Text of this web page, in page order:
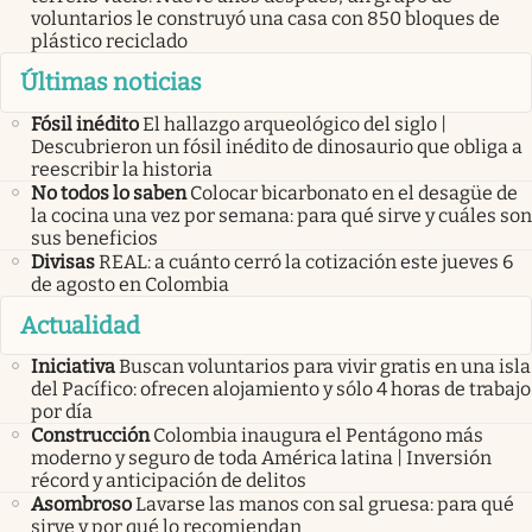
voluntarios le construyó una casa con 850 bloques de
plástico reciclado
Últimas noticias
Fósil inéditoEl hallazgo arqueológico del siglo |
Descubrieron un fósil inédito de dinosaurio que obliga a
reescribir la historia
No todos lo saben Colocar bicarbonato en el desagüe de
la cocina una vez por semana: para qué sirve y cuáles son
sus beneficios
DivisasREAL: a cuánto cerró la cotización este jueves 6
de agosto en Colombia
Actualidad
IniciativaBuscan voluntarios para vivir gratis en una isla
del Pacífico: ofrecen alojamiento y sólo 4 horas de trabajo
por día
Construcción Colombia inaugura el Pentágono más
moderno y seguro de toda América latina | Inversión
récord y anticipación de delitos
AsombrosoLavarse las manos con sal gruesa: para qué
sirve y por qué lo recomiendan